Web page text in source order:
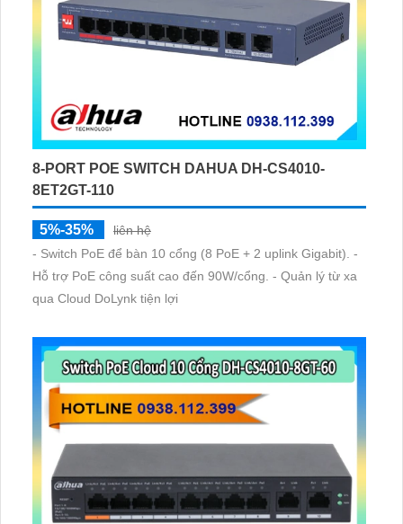
8-PORT POE SWITCH DAHUA DH-CS4010-
8ET2GT-110
5%-35%
liên hệ
- Switch PoE để bàn 10 cổng (8 PoE + 2 uplink Gigabit). -
Hỗ trợ PoE công suất cao đến 90W/cổng. - Quản lý từ xa
qua Cloud DoLynk tiện lợi